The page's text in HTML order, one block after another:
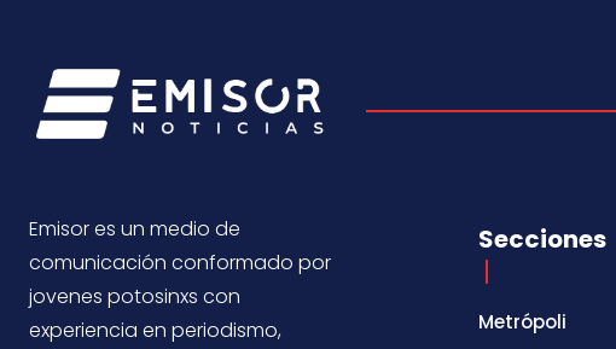
Emisor es un medio de
comunicación conformado por
jovenes potosinxs con
experiencia en periodismo,
Secciones
Metrópoli